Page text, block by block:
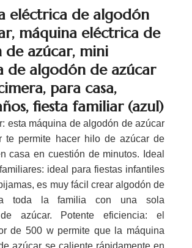
eléctrica de algodón
máquina eléctrica de
de azúcar, mini
de algodón de azúcar
para casa,
fiesta familiar (azul)
esta máquina de algodón de azúcar
te permite hacer hilo de azúcar de
casa en cuestión de minutos. Ideal
ideal para fiestas infantiles
es muy fácil crear algodón de
toda la familia con una sola
azúcar. Potente eficiencia: el
de 500 w permite que la máquina
azúcar se caliente rápidamente en